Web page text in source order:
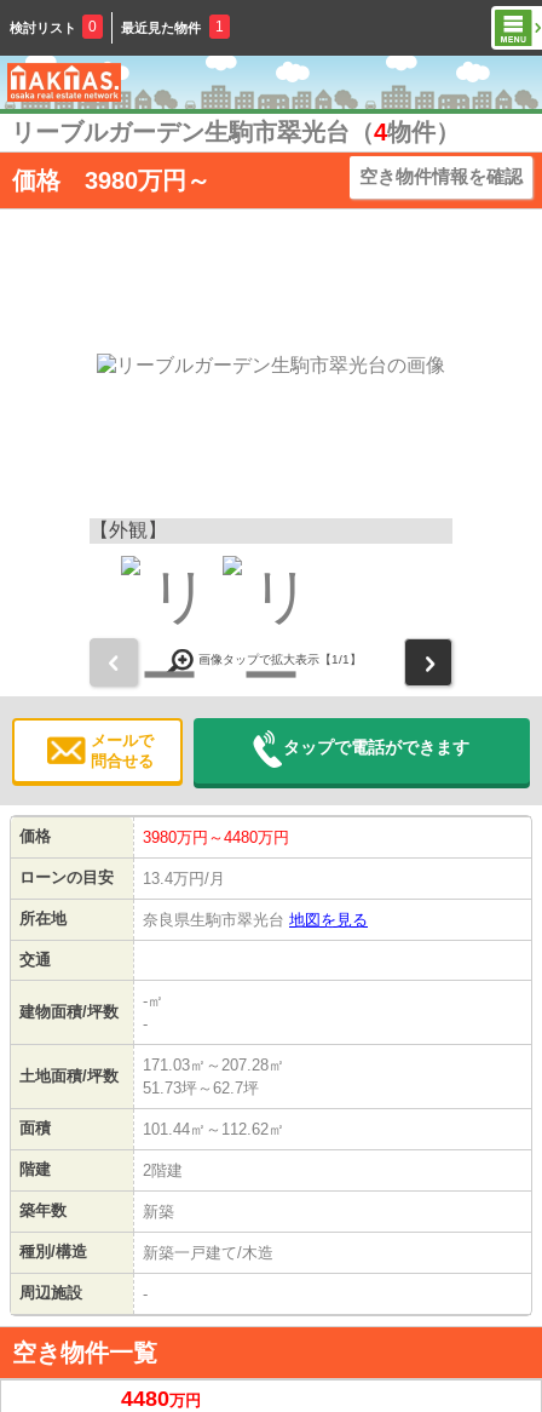
検討リスト 0 最近見た物件 1
リーブルガーデン生駒市翠光台（4物件）
価格
3980万円～ 空き物件情報を確認
【外観】
画像タップで拡大表示【1/1】
メールで
問合せる
タップで電話ができます
価格 3980万円～4480万円
ローンの目安 13.4万円/月
所在地 奈良県生駒市翠光台 地図を見る
交通
建物面積/坪数
-㎡
-
土地面積/坪数
171.03㎡～207.28㎡
51.73坪～62.7坪
面積 101.44㎡～112.62㎡
階建 2階建
築年数 新築
種別/構造 新築一戸建て/木造
周辺施設 -
空き物件一覧
4480万円